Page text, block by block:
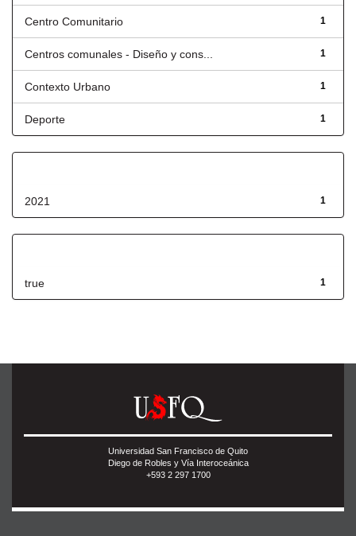
1
Centro Comunitario
1
Centros comunales - Diseño y cons...
1
Contexto Urbano
1
Deporte
1
2021
1
true
Universidad San Francisco de Quito
Diego de Robles y Vía Interoceánica
+593 2 297 1700